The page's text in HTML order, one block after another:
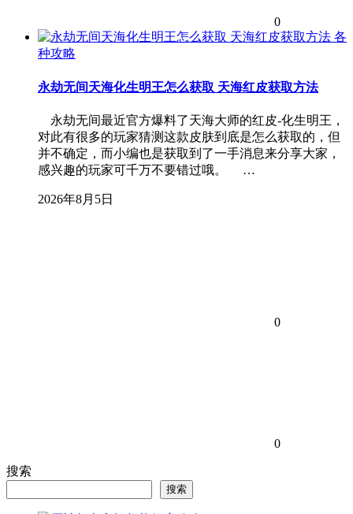
0
各
种攻略
永劫无间天海化生明王怎么获取 天海红皮获取方法
永劫无间最近官方爆料了天海大师的红皮-化生明王，
对此有很多的玩家猜测这款皮肤到底是怎么获取的，但
并不确定，而小编也是获取到了一手消息来分享大家，
感兴趣的玩家可千万不要错过哦。 …
2026年8月5日
0
0
搜索
搜索